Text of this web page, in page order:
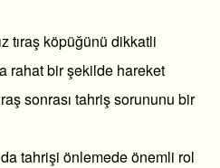
tıraş köpüğünü dikkatli
rahat bir şekilde hareket
sonrası tahriş sorununu bir
da tahrişi önlemede önemli rol